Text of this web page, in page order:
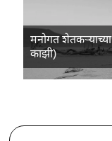
मनोगत
काझी)